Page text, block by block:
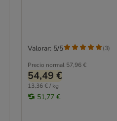
Precio normal 57,96 €
54,49 €
13,36 € / kg
51,77 €
Valorar: 5/5 (3)